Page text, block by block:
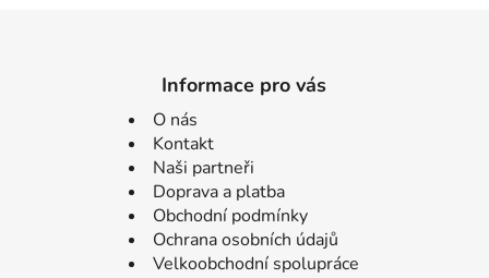
Informace pro vás
O nás
Kontakt
Naši partneři
Doprava a platba
Obchodní podmínky
Ochrana osobních údajů
Velkoobchodní spolupráce